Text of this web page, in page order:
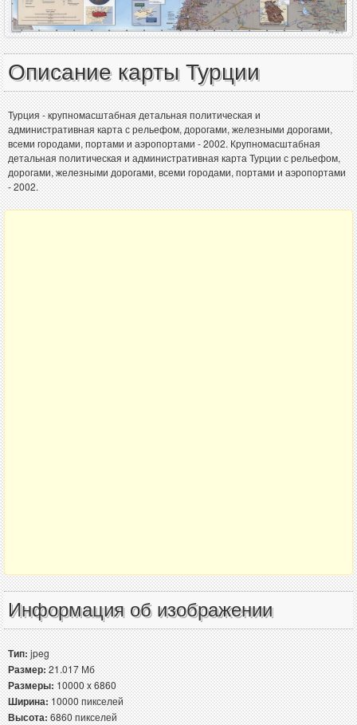
Описание карты Турции
Турция - крупномасштабная детальная политическая и
административная карта с рельефом, дорогами, железными дорогами,
всеми городами, портами и аэропортами - 2002. Крупномасштабная
детальная политическая и административная карта Турции с рельефом,
дорогами, железными дорогами, всеми городами, портами и аэропортами
- 2002.
Информация об изображении
Тип:jpeg
Размер:21.017 Мб
Размеры:10000 x 6860
Ширина:10000 пикселей
Высота:6860 пикселей